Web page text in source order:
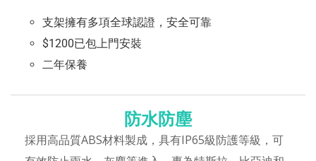
支架擁有多項全球認證，安全可靠
$1200已包上門安裝
二年保養
防水防塵
採用高品質ABS材料製成，具有IP65級防護等級，可